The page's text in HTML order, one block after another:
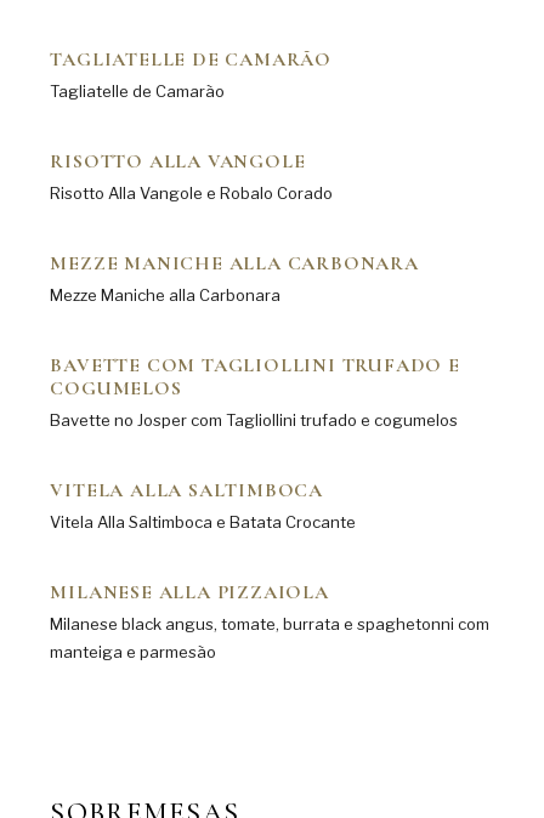
TAGLIATELLE DE CAMARÃO
Tagliatelle de Camarão
RISOTTO ALLA VANGOLE
Risotto Alla Vangole e Robalo Corado
MEZZE MANICHE ALLA CARBONARA
Mezze Maniche alla Carbonara
BAVETTE COM TAGLIOLLINI TRUFADO E
COGUMELOS
Bavette no Josper com Tagliollini trufado e cogumelos
VITELA ALLA SALTIMBOCA
Vitela Alla Saltimboca e Batata Crocante
MILANESE ALLA PIZZAIOLA
Milanese black angus, tomate, burrata e spaghetonni com
manteiga e parmesão